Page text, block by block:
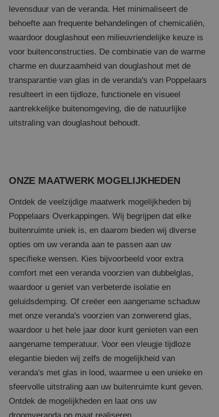
levensduur van de veranda. Het minimaliseert de
behoefte aan frequente behandelingen of chemicaliën,
waardoor douglashout een milieuvriendelijke keuze is
voor buitenconstructies. De combinatie van de warme
charme en duurzaamheid van douglashout met de
transparantie van glas in de veranda's van Poppelaars
resulteert in een tijdloze, functionele en visueel
aantrekkelijke buitenomgeving, die de natuurlijke
uitstraling van douglashout behoudt.
ONZE MAATWERK MOGELIJKHEDEN
Ontdek de veelzijdige maatwerk mogelijkheden bij
Poppelaars Overkappingen. Wij begrijpen dat elke
buitenruimte uniek is, en daarom bieden wij diverse
opties om uw veranda aan te passen aan uw
specifieke wensen. Kies bijvoorbeeld voor extra
comfort met een veranda voorzien van dubbelglas,
waardoor u geniet van verbeterde isolatie en
geluidsdemping. Of creëer een aangename schaduw
met onze veranda's voorzien van zonwerend glas,
waardoor u het hele jaar door kunt genieten van een
aangename temperatuur. Voor een vleugje tijdloze
elegantie bieden wij zelfs de mogelijkheid van
veranda's met glas in lood, waarmee u een unieke en
sfeervolle uitstraling aan uw buitenruimte kunt geven.
Ontdek de mogelijkheden en laat ons uw